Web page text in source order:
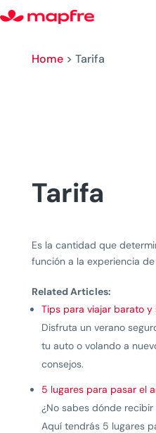
Home> Tarifa
Tarifa
Es la cantidad que
función a la experiencia
Related Articles:
Tips para viajar barato y
Disfruta un verano
tu auto o volando a
consejos.
5 lugares para pasar el
¿No sabes dónde recibir
Aquí tendrás 5 lugares